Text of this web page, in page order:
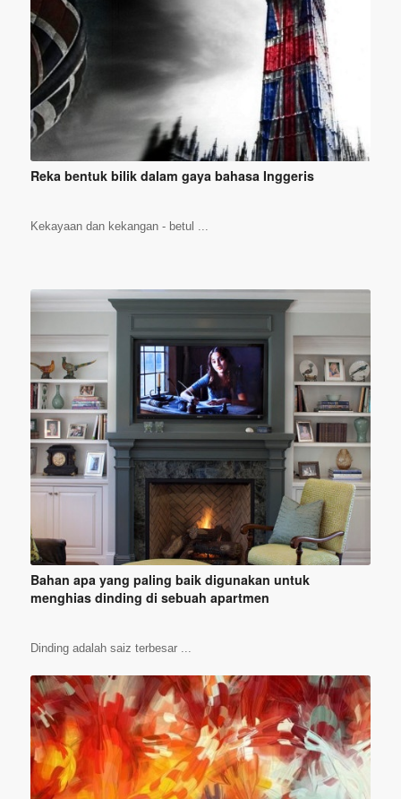
Reka bentuk bilik dalam gaya bahasa Inggeris
Kekayaan dan kekangan - betul ...
Bahan apa yang paling baik digunakan untuk
menghias dinding di sebuah apartmen
Dinding adalah saiz terbesar ...